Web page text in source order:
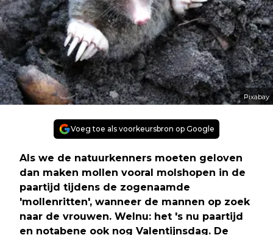
Pixabay
Voeg toe als voorkeursbron op Google
Als we de natuurkenners moeten geloven
dan maken mollen vooral molshopen in de
paartijd tijdens de zogenaamde
'mollenritten', wanneer de mannen op zoek
naar de vrouwen. Welnu: het 's nu paartijd
en notabene ook nog Valentijnsdag. De